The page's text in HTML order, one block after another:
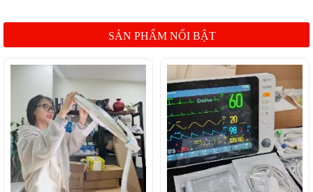
SẢN PHẨM NỔI BẬT